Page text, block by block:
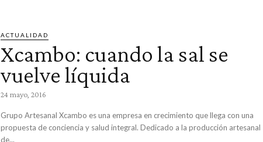
ACTUALIDAD
Xcambo: cuando la sal se
vuelve líquida
24 mayo, 2016
Grupo Artesanal Xcambo es una empresa en crecimiento que llega con una
propuesta de conciencia y salud integral. Dedicado a la producción artesanal
de...